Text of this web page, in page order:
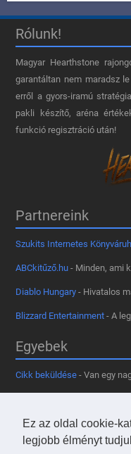
Ez az oldal cookie-
legjobb élményt
Rólunk!
Magyar Hearthstone​
garantáltan nem maradsz
erről a gyors-iramú
pakli készítő, aréna
funkció regisztráció után!
Partnereink
Szukits Internetes
ABCkitűző.hu - Minden, ami
Diablo Hungary - Hivatalos
Blizzard Entertainment - A
Egyebek
Cikk beküldése - Van egy
- Tetszik
Kapcsolat, médiaajánlat-
Használd a tooltipünket- A